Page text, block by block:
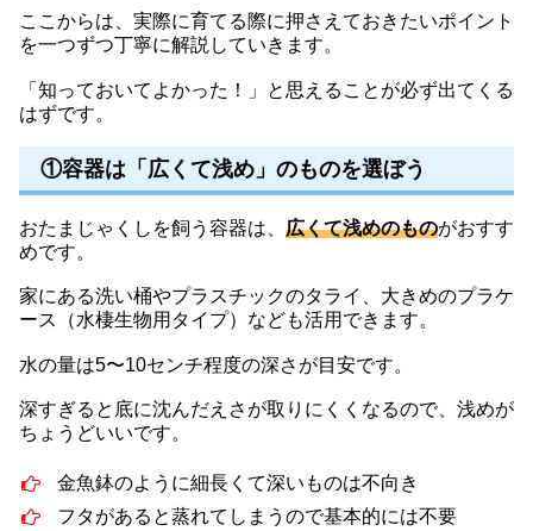
ここからは、実際に育てる際に押さえておきたいポイント
を一つずつ丁寧に解説していきます。
「知っておいてよかった！」と思えることが必ず出てくる
はずです。
①容器は「広くて浅め」のものを選ぼう
おたまじゃくしを飼う容器は、 広くて浅めのものがおすす
めです。
家にある洗い桶やプラスチックのタライ、大きめのプラケ
ース（水棲生物用タイプ）なども活用できます。
水の量は5〜10センチ程度の深さが目安です。
深すぎると底に沈んだえさが取りにくくなるので、浅めが
ちょうどいいです。
金魚鉢のように細長くて深いものは不向き
フタがあると蒸れてしまうので基本的には不要